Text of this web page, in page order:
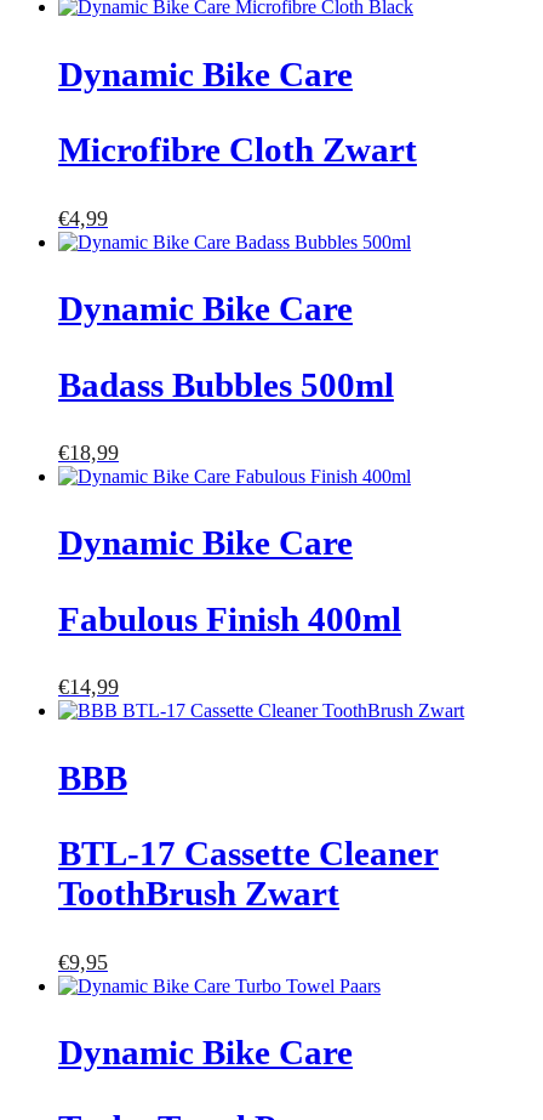
Dynamic Bike Care
Microfibre Cloth Zwart
€4,99
Dynamic Bike Care
Badass Bubbles 500ml
€18,99
Dynamic Bike Care
Fabulous Finish 400ml
€14,99
BBB
BTL-17 Cassette Cleaner
ToothBrush Zwart
€9,95
Dynamic Bike Care